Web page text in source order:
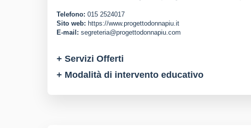
Telefono: 015 2524017
Sito web: https://www.progettodonnapiu.it
E-mail: segreteria@progettodonnapiu.com
+ Servizi Offerti
+ Modalità di intervento educativo